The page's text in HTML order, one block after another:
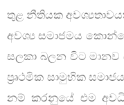
තුළ නීතියක
අවශ්‍ය සමාජමය
සලකා බලන විට
ප්‍රෘථමික සාමුහික
නම් කරනුයේ එම